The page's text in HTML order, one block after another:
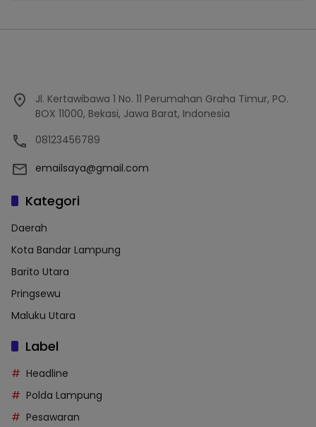
Jl. Kertawibawa 1 No. 11 Perumahan Graha Timur, PO.
BOX 11000, Bekasi, Jawa Barat, Indonesia
08123456789
emailsaya@gmail.com
Kategori
Daerah
Kota Bandar Lampung
Barito Utara
Pringsewu
Maluku Utara
Label
Headline
Polda Lampung
Pesawaran